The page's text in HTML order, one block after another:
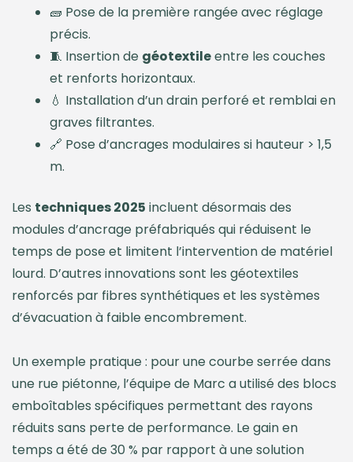
🧱 Pose de la première rangée avec réglage
précis.
🧵 Insertion de géotextileentre les couches
et renforts horizontaux.
💧 Installation d’un drain perforé et remblai en
graves filtrantes.
🔗 Pose d’ancrages modulaires si hauteur > 1,5
m.
Les techniques 2025 incluent désormais des
modules d’ancrage préfabriqués qui réduisent le
temps de pose et limitent l’intervention de matériel
lourd. D’autres innovations sont les géotextiles
renforcés par fibres synthétiques et les systèmes
d’évacuation à faible encombrement.
Un exemple pratique : pour une courbe serrée dans
une rue piétonne, l’équipe de Marc a utilisé des blocs
emboîtables spécifiques permettant des rayons
réduits sans perte de performance. Le gain en
temps a été de 30 % par rapport à une solution